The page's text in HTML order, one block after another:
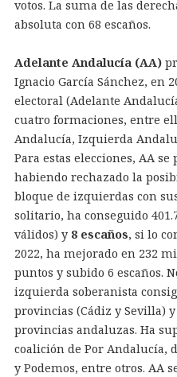
votos. La suma de las
absoluta con 68 escaños.
Adelante Andalucía (AA)
Ignacio García Sánchez, en
electoral (Adelante
cuatro formaciones, entre
Andalucía, Izquierda
Para estas elecciones, AA
habiendo rechazado la
bloque de izquierdas con
solitario, ha conseguido
válidos) y 8 escaños, si lo
2022, ha mejorado en 232
puntos y subido 6 escaños.
izquierda soberanista
provincias (Cádiz y Sevilla)
provincias andaluzas. Ha
coalición de Por Andalucía,
y Podemos, entre otros. AA